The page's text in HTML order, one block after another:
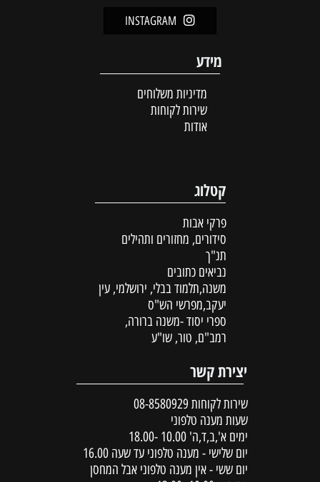
INSTAGRAM
מידע
מדיניות משלוחים
שירות לקוחות
אודות
קטלוג
פרקי אבות
סידורים, מחזורים ותהילים
תנ"ך
נביאים כתובים
משנה,תלמוד בבלי, ירושלמי, עין
יעקב,מפרשי הש"ס
ספרי יסוד -משנה ברורה,
רמב"ם, טור, שו"ע
יצירת קשר
שירות לקוחות 08-8580929
שעות מענה טלפוני
ימים א',ב,ד,ה' 10.00 -18.00
יום שלישי - מענה טלפוני עד שעה 16.00
יום ששי - אין מענה טלפוני אבל המחסן